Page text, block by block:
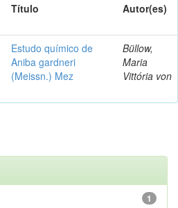
Título Autor(es)
Estudo químico de
Aniba gardneri
(Meissn.) Mez
Büllow,
Maria
Vittória von
1